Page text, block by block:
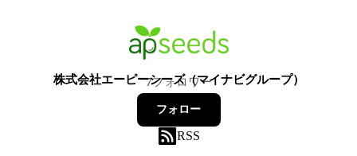
株式会社エーピーシーズ（マイナビグループ）
7フォロワー
フォロー
RSS